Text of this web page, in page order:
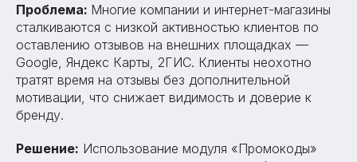
Проблема: Многие компании и интернет-магазины
сталкиваются с низкой активностью клиентов по
оставлению отзывов на внешних площадках —
Google, Яндекс Карты, 2ГИС. Клиенты неохотно
тратят время на отзывы без дополнительной
мотивации, что снижает видимость и доверие к
бренду.
Решение: Использование модуля «Промокоды»